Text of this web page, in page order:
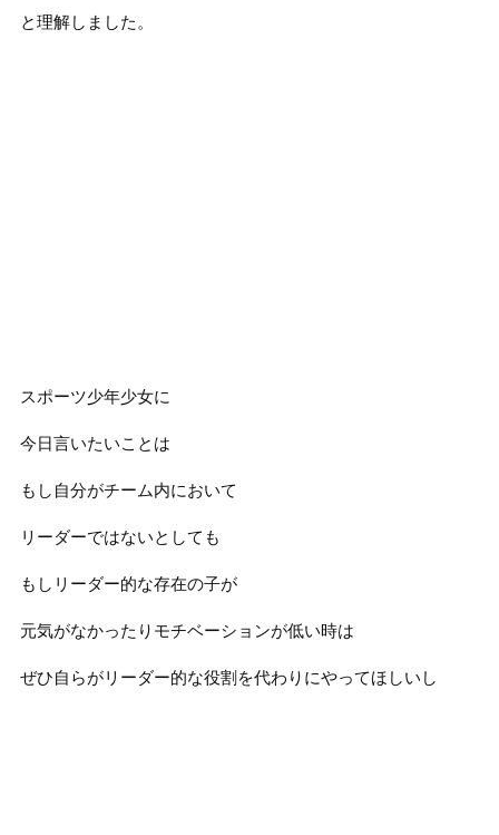
と理解しました。
スポーツ少年少女に
今日言いたいことは
もし自分がチーム内において
リーダーではないとしても
もしリーダー的な存在の子が
元気がなかったりモチベーションが低い時は
ぜひ自らがリーダー的な役割を代わりにやってほしいし